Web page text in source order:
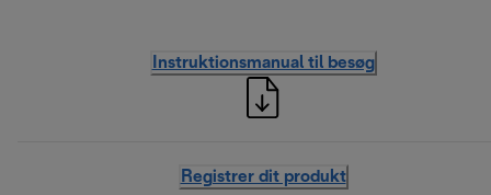
Instruktionsmanual til besøg
Registrer dit produkt